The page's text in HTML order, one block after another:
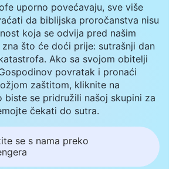
uporno povećavaju, sve više
da biblijska proročanstva nisu
koja se odvija pred našim
što će doći prije: sutrašnji dan
Ako sa svojom obitelji
povratak i pronaći
zaštitom, kliknite na
biste se pridružili našoj skupini za
čekati do sutra.
se s nama preko